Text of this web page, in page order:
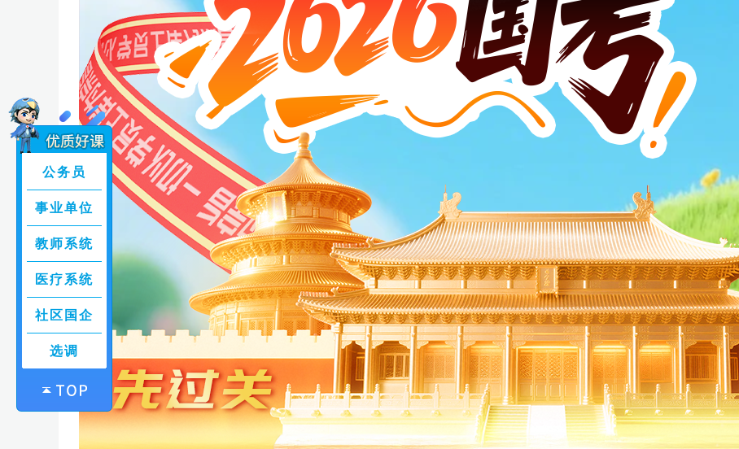
公务员
事业单位
教师系统
医疗系统
社区国企
选调